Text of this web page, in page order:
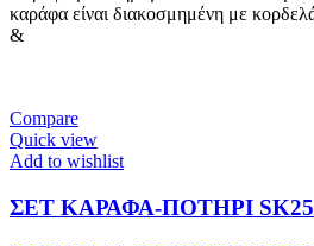
καράφα είναι διακοσμημένη με
&
Compare
Quick view
Add to wishlist
ΣΕΤ ΚΑΡΑΦΑ-ΠΟΤΗΡΙ